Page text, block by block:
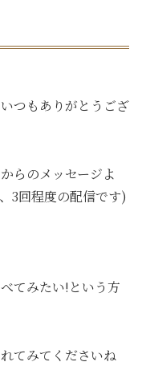
つもありがとうござ
らのメッセージよ
3回程度の配信です)
てみたい!という方
てみてくださいね